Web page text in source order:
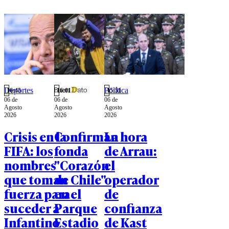
80% de su
fortuna.
Deportes
16:45
06 de
Agosto
2026
Crisis en la
FIFA: los
nombres
que toman
fuerza para
suceder a
Infantino
16:01
06 de
Agosto
2026
Confirman
fonda
"Corazón
de Chile"
en el
Parque
Estadio
Política
15:51
06 de
Agosto
2026
La hora
de Arrau:
el
operador
de
confianza
de Kast